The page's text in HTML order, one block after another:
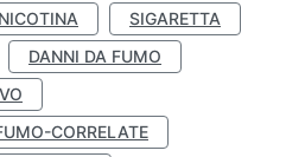
NICOTINA
SIGARETTA
DANNI DA FUMO
CORRELATE